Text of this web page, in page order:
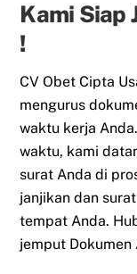
Kami Siap
!
CV Obet Cipta
mengurus
waktu kerja
waktu, kami
surat Anda di
janjikan dan
tempat Anda.
jemput Dokumen